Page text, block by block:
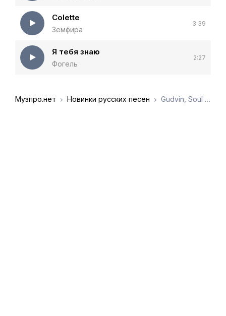
Colette
Земфира
3:39
Я тебя знаю
Фогель
2:27
Музпро.нет Новинки русских песен Gudvin, Soul 8 - Ты свободный